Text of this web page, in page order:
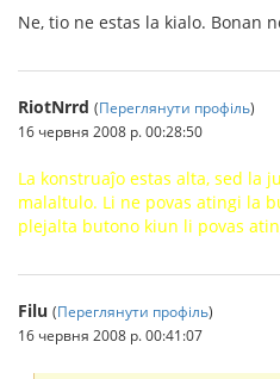
Ne, tio ne estas la kialo. Bonan
RiotNrrd (Переглянути профіль)
16 червня 2008 р. 00:28:50
La konstruaĵo estas alta, sed la
malaltulo. Li ne povas atingi la
plejalta butono kiun li povas
Filu (Переглянути профіль)
16 червня 2008 р. 00:41:07